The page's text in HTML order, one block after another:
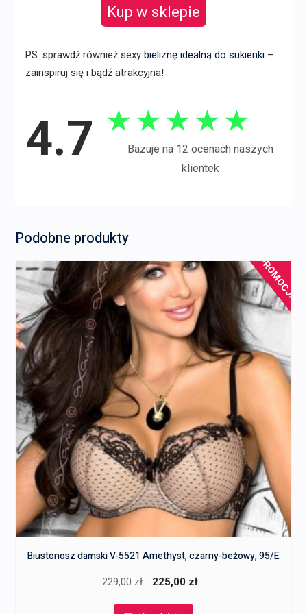
Kup w sklepie
PS. sprawdź również sexy bieliznę idealną do sukienki–
zainspiruj się i bądź atrakcyjna!
4.7 ★ ★ ★ ★ ★
Bazuje na 12 ocenach naszych
klientek
Podobne produkty
PROMOCJA!
Biustonosz damski V-5521 Amethyst, czarny-beżowy, 95/E
229,00zł
Pierwotna
225,00 zł